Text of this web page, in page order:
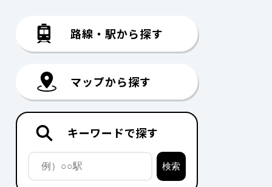
路線・駅から探す
マップから探す
キーワードで探す